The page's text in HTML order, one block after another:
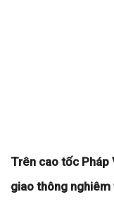
Trên cao tốc Pháp
giao thông